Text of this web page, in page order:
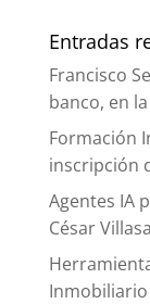
Entradas
Francisco
banco, en
Formación
inscripción
Agentes IA
César
Inmobiliario